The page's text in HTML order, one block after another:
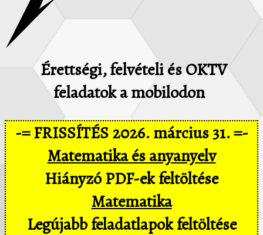
Érettségi, felvételi és OKTV
feladatok a mobilodon
-= FRISSÍTÉS 2026. március 31. =-
Matematika és anyanyelv
Hiányzó PDF-ek feltöltése
Matematika
Legújabb feladatlapok feltöltése